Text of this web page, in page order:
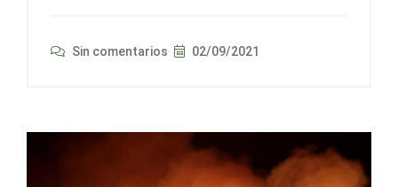
Sin comentarios 02/09/2021